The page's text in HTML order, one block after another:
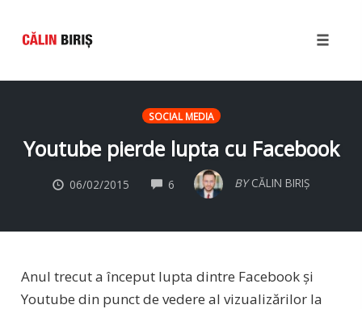
SOCIAL MEDIA
Youtube pierde lupta cu Facebook
06/02/2015 6 COMMENTS BY CĂLIN BIRIȘ
Anul trecut a început lupta dintre Facebook și
Youtube din punct de vedere al vizualizărilor la